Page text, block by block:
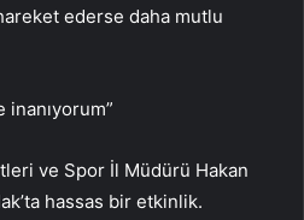
ederse daha mutlu
inanıyorum”
ve Spor İl Müdürü Hakan
hassas bir etkinlik.